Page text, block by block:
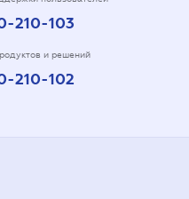
210-103
и решений
210-102